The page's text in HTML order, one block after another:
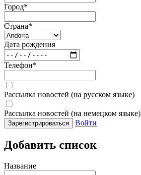
Город*
Страна*
Дата рождения
Телефон*
Рассылка новостей (на русском языке)
Рассылка новостей (на немецком языке)
Зарегистрироваться Войти
Добавить список
Название